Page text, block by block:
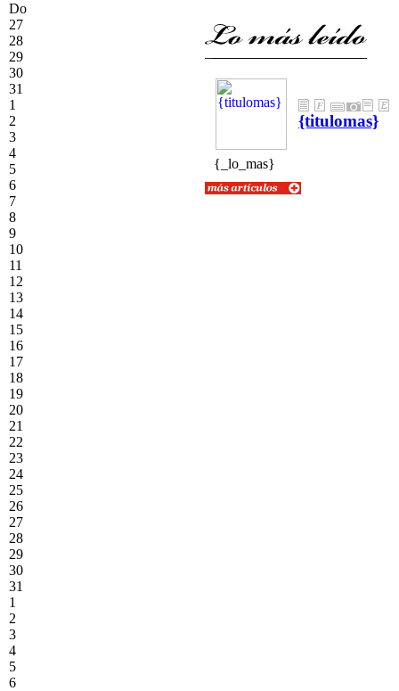
Do
27
28
29
30
31
1
2
3
4
5
6
7
8
9
10
11
12
13
14
15
16
17
18
19
20
21
22
23
24
25
26
27
28
29
30
31
1
2
3
4
5
6
{titulomas}
{_lo_mas}